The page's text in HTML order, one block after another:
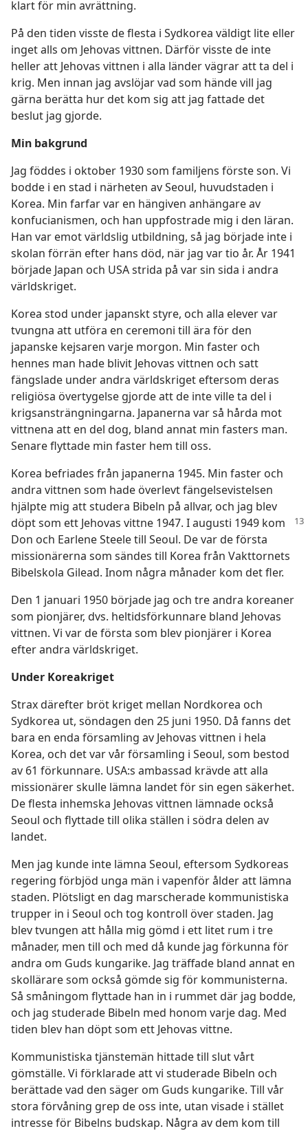
klart för min avrättning.
På den tiden visste de flesta i Sydkorea väldigt lite eller
inget alls om Jehovas vittnen. Därför visste de inte
heller att Jehovas vittnen i alla länder vägrar att ta del i
krig. Men innan jag avslöjar vad som hände vill jag
gärna berätta hur det kom sig att jag fattade det
beslut jag gjorde.
Min bakgrund
Jag föddes i oktober 1930 som familjens förste son. Vi
bodde i en stad i närheten av Seoul, huvudstaden i
Korea. Min farfar var en hängiven anhängare av
konfucianismen, och han uppfostrade mig i den läran.
Han var emot världslig utbildning, så jag började inte i
skolan förrän efter hans död, när jag var tio år. År 1941
började Japan och USA strida på var sin sida i andra
världskriget.
Korea stod under japanskt styre, och alla elever var
tvungna att utföra en ceremoni till ära för den
japanske kejsaren varje morgon. Min faster och
hennes man hade blivit Jehovas vittnen och satt
fängslade under andra världskriget eftersom deras
religiösa övertygelse gjorde att de inte ville ta del i
krigsansträngningarna. Japanerna var så hårda mot
vittnena att en del dog, bland annat min fasters man.
Senare flyttade min faster hem till oss.
Korea befriades från japanerna 1945. Min faster och
andra vittnen som hade överlevt fängelsevistelsen
hjälpte mig att studera Bibeln på allvar, och jag blev
döpt som ett Jehovas vittne 1947. I augusti 1949 kom
Don och Earlene Steele till Seoul. De var de första
missionärerna som sändes till Korea från Vakttornets
Bibelskola Gilead. Inom några månader kom det fler.
Den 1 januari 1950 började jag och tre andra koreaner
som pionjärer, dvs. heltidsförkunnare bland Jehovas
vittnen. Vi var de första som blev pionjärer i Korea
efter andra världskriget.
Under Koreakriget
Strax därefter bröt kriget mellan Nordkorea och
Sydkorea ut, söndagen den 25 juni 1950. Då fanns det
bara en enda församling av Jehovas vittnen i hela
Korea, och det var vår församling i Seoul, som bestod
av 61 förkunnare. USA:s ambassad krävde att alla
missionärer skulle lämna landet för sin egen säkerhet.
De flesta inhemska Jehovas vittnen lämnade också
Seoul och flyttade till olika ställen i södra delen av
landet.
Men jag kunde inte lämna Seoul, eftersom Sydkoreas
regering förbjöd unga män i vapenför ålder att lämna
staden. Plötsligt en dag marscherade kommunistiska
trupper in i Seoul och tog kontroll över staden. Jag
blev tvungen att hålla mig gömd i ett litet rum i tre
månader, men till och med då kunde jag förkunna för
andra om Guds kungarike. Jag träffade bland annat en
skollärare som också gömde sig för kommunisterna.
Så småningom flyttade han in i rummet där jag bodde,
och jag studerade Bibeln med honom varje dag. Med
tiden blev han döpt som ett Jehovas vittne.
Kommunistiska tjänstemän hittade till slut vårt
gömställe. Vi förklarade att vi studerade Bibeln och
berättade vad den säger om Guds kungarike. Till vår
stora förvåning grep de oss inte, utan visade i stället
intresse för Bibelns budskap. Några av dem kom till